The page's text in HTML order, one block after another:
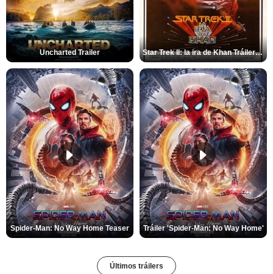
Uncharted Trailer Star Trek II: la ira de Khan Tráiler VO
Spider-Man: No Way Home Teaser Tráiler 'Spider-Man: No Way Home'
Últimos tráilers